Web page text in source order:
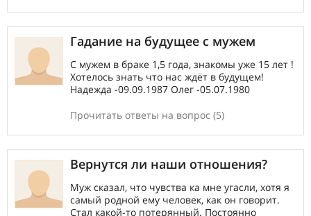
Гадание на будущее с мужем
С мужем в браке 1,5 года, знакомы уже 15 лет !
Хотелось знать что нас ждёт в будущем!
Надежда -09.09.1987 Олег -05.07.1980
Прочитать ответы на вопрос (5)
Вернутся ли наши отношения?
Муж сказал, что чувства ка мне угасли, хотя я
самый родной ему человек, как он говорит.
Стал какой-то потерянный. Постоянно